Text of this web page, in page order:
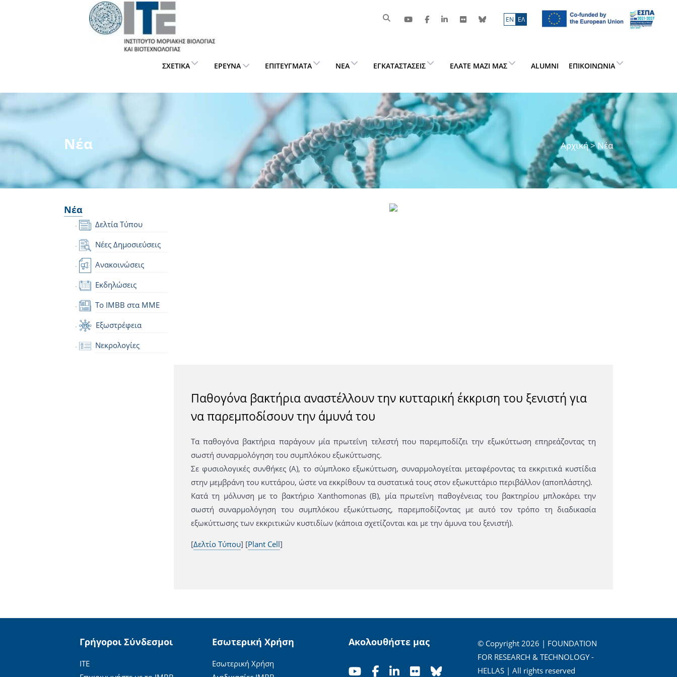
ΕN ΕΛ
ΣΧΕΤΙΚΆ ΈΡΕΥΝΑ ΕΠΙΤΕΎΓΜΑΤΑ ΝΈΑ ΕΓΚΑΤΑΣΤΆΣΕΙΣ ΕΛΆΤΕ ΜΑΖΊ ΜΑΣ ALUMNI ΕΠΙΚΟΙΝΩΝΊΑ
Νέα Αρχική> Νέα
Νέα
Δελτία Τύπου
Νέες Δημοσιεύσεις
Ανακοινώσεις
Εκδηλώσεις
Το IMBB στα ΜΜΕ
Εξωστρέφεια
Νεκρολογίες
Παθογόνα βακτήρια αναστέλλουν την κυτταρική έκκριση του ξενιστή για
να παρεμποδίσουν την άμυνά του
Τα παθογόνα βακτήρια παράγουν μία πρωτεΐνη τελεστή που παρεμποδίζει την εξωκύττωση επηρεάζοντας τη
σωστή συναρμολόγηση του συμπλόκου εξωκύττωσης.
Σε φυσιολογικές συνθήκες (Α), το σύμπλοκο εξωκύττωση, συναρμολογείται μεταφέροντας τα εκκριτικά κυστίδια
στην μεμβράνη του κυττάρου, ώστε να εκκρίθουν τα συστατικά τους στον εξωκυττάριο περιβάλλον (αποπλάστης).
Κατά τη μόλυνση με το βακτήριο Xanthomonas (Β), μία πρωτεΐνη παθογένειας του βακτηρίου μπλοκάρει την
σωστή συναρμολόγηση του συμπλόκου εξωκύττωσης, παρεμποδίζοντας με αυτό τον τρόπο τη διαδικασία
εξωκύττωσης των εκκριτικών κυστιδίων (κάποια σχετίζονται και με την άμυνα του ξενιστή).
[Δελτίο Τύπου] [Plant Cell]
Γρήγοροι Σύνδεσμοι
ΙΤΕ
Εσωτερική Χρήση
Εσωτερική Χρήση
Ακολουθήστε μας
© Copyright 2026 | FOUNDATION
FOR RESEARCH & TECHNOLOGY -
HELLAS | All rights reserved